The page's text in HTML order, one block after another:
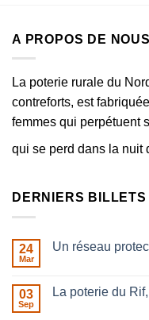
A PROPOS DE NOUS
La poterie rurale du
contreforts, est
femmes qui perpétuent
qui se perd dans la nuit
DERNIERS BILLETS
24
Mar
Un réseau
Un
03
Sep
La poterie du